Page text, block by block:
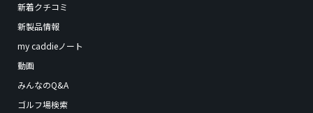
新着クチコミ
新製品情報
my caddieノート
動画
みんなのQ&A
ゴルフ場検索